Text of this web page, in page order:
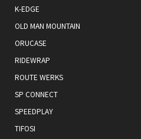
K-EDGE
OLD MAN MOUNTAIN
ORUCASE
RIDEWRAP
ROUTE WERKS
SP CONNECT
SPEEDPLAY
TIFOSI